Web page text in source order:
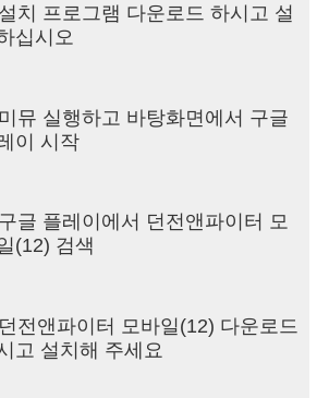
'대갚음의 초원' 하드 추가
을 시험하던 대갚음의 초원이 더욱
에서 선보이는 액션쾌감의 정수!
감 던전앤파이터 모바일!
의 강렬한 콤보 액션과 완성도
치 프로그램 다운로드 하시고 설
십시오
뮤 실행하고 바탕화면에서 구글
이 시작
글 플레이에서 던전앤파이터 모
(12) 검색
전앤파이터 모바일(12) 다운로드
고 설치해 주세요